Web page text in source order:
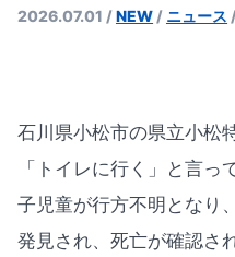
2026.07.01 /NEW / ニュース
石川県小松市の県立小松
「トイレに行く」と言
子児童が行方不明となり
発見され、死亡が確認さ